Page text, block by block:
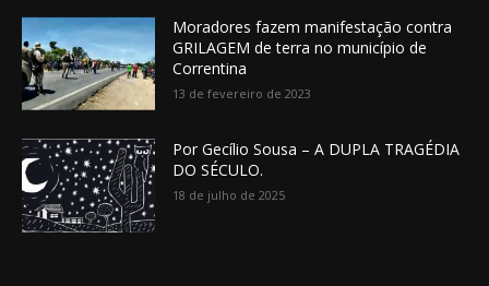
Moradores fazem manifestação contra
GRILAGEM de terra no município de
Correntina
13 de fevereiro de 2023
Por Gecílio Sousa – A DUPLA TRAGÉDIA
DO SÉCULO.
18 de julho de 2025